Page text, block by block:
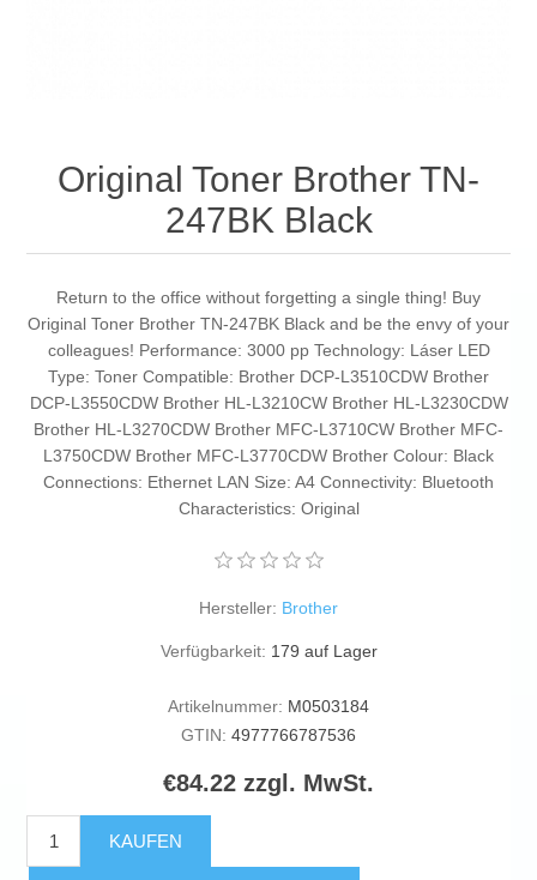
Original Toner Brother TN-
247BK Black
Return to the office without forgetting a single thing! Buy
Original Toner Brother TN-247BK Black and be the envy of your
colleagues! Performance: 3000 pp Technology: Láser LED
Type: Toner Compatible: Brother DCP-L3510CDW Brother
DCP-L3550CDW Brother HL-L3210CW Brother HL-L3230CDW
Brother HL-L3270CDW Brother MFC-L3710CW Brother MFC-
L3750CDW Brother MFC-L3770CDW Brother Colour: Black
Connections: Ethernet LAN Size: A4 Connectivity: Bluetooth
Characteristics: Original
Hersteller: Brother
Verfügbarkeit: 179 auf Lager
Artikelnummer: M0503184
GTIN: 4977766787536
€84.22 zzgl. MwSt.
KAUFEN